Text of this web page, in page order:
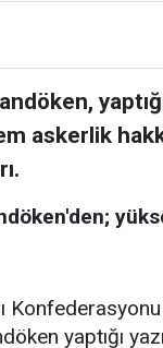
askerlik
yaptığı